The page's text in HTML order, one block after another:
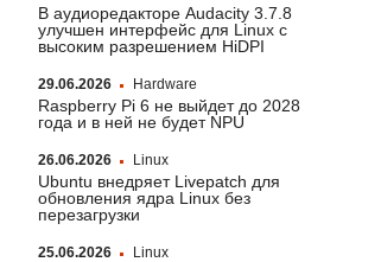
В аудиоредакторе Audacity 3.7.8
улучшен интерфейс для Linux с
высоким разрешением HiDPI
29.06.2026 Hardware
Raspberry Pi 6 не выйдет до 2028
года и в ней не будет NPU
26.06.2026 Linux
Ubuntu внедряет Livepatch для
обновления ядра Linux без
перезагрузки
25.06.2026 Linux